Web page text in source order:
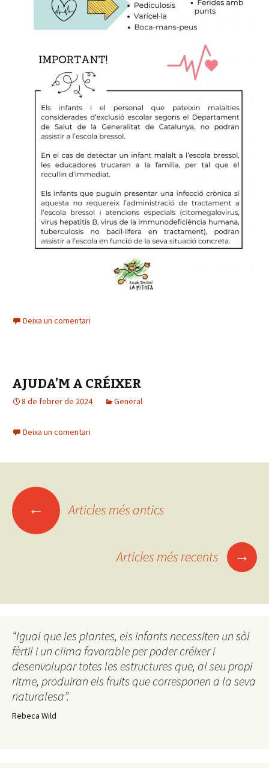
Deixa un comentari
AJUDA’M A CRÉIXER
8 de febrer de 2024 General
Deixa un comentari
Navegació
articles
← Articles més antics
Articles més recents →
“Igual que les plantes, els infants necessiten un sòl
fèrtil i un clima favorable per poder créixer i
desenvolupar totes les estructures que, al seu propi
ritme, produiran els fruits que corresponen a la seva
naturalesa”.
Rebeca Wild